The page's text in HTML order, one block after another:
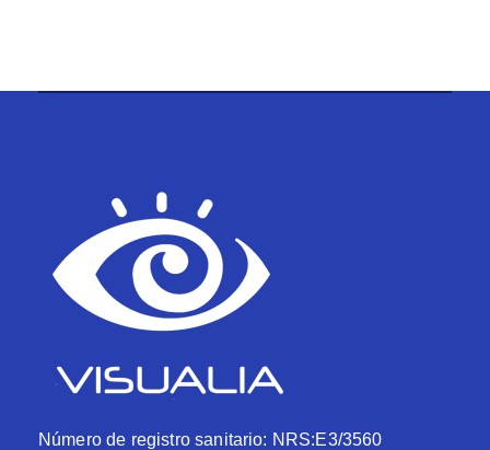
Número de registro sanitario: NRS:E3/3560